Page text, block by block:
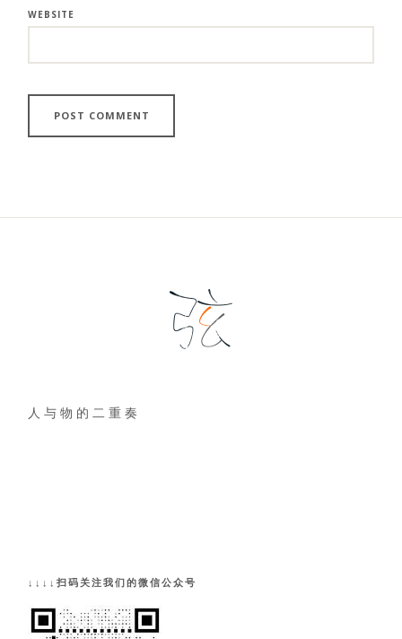
WEBSITE
人 与 物 的 二 重 奏
↓↓↓↓扫码关注我们的微信公众号